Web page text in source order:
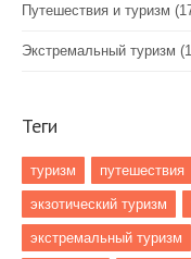
Путешествия и туризм
Экстремальный туризм
Теги
туризм путешествия
экзотический туризм
экстремальный туризм